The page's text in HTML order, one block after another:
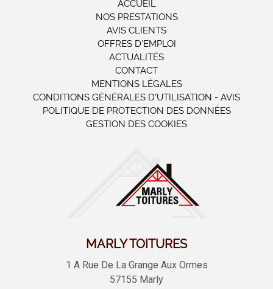
ACCUEIL
NOS PRESTATIONS
AVIS CLIENTS
OFFRES D'EMPLOI
ACTUALITÉS
CONTACT
MENTIONS LÉGALES
CONDITIONS GÉNÉRALES D'UTILISATION - AVIS
POLITIQUE DE PROTECTION DES DONNÉES
GESTION DES COOKIES
MARLY TOITURES
1 A Rue De La Grange Aux Ormes
57155 Marly